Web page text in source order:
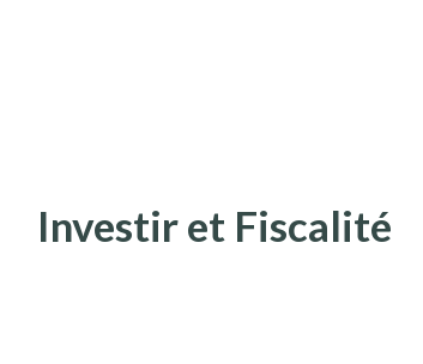
Investir et Fiscalité